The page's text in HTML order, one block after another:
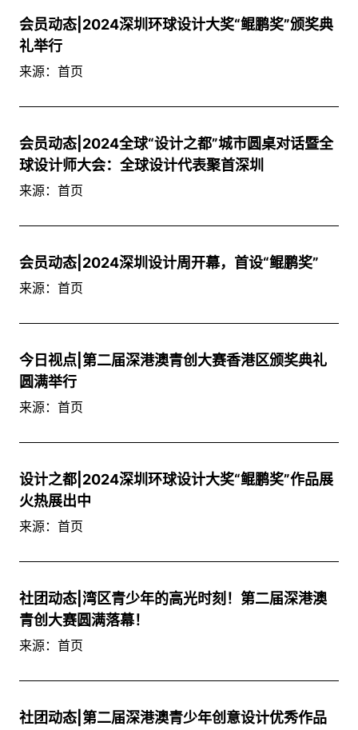
会员动态|2024深圳环球设计大奖“鲲鹏奖”颁奖典
礼举行
来源：首页
会员动态|2024全球“设计之都”城市圆桌对话暨全
球设计师大会：全球设计代表聚首深圳
来源：首页
会员动态|2024深圳设计周开幕，首设“鲲鹏奖”
来源：首页
今日视点|第二届深港澳青创大赛香港区颁奖典礼
圆满举行
来源：首页
设计之都|2024深圳环球设计大奖“鲲鹏奖”作品展
火热展出中
来源：首页
社团动态|湾区青少年的高光时刻！第二届深港澳
青创大赛圆满落幕！
来源：首页
社团动态|第二届深港澳青少年创意设计优秀作品